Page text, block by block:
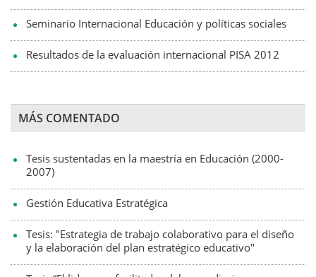
Seminario Internacional Educación y políticas sociales
Resultados de la evaluación internacional PISA 2012
MÁS COMENTADO
Tesis sustentadas en la maestría en Educación (2000-
2007)
Gestión Educativa Estratégica
Tesis: "Estrategia de trabajo colaborativo para el diseño
y la elaboración del plan estratégico educativo"